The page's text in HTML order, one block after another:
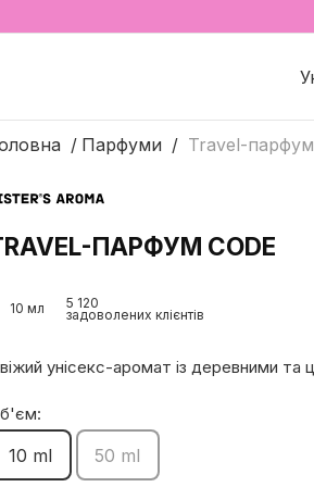
Парфуми Travel-парфум
ПАРФУМ CODE
10 мл 5 120
задоволених клієнтів
унісекс-аромат із деревними та
10 ml 50 ml